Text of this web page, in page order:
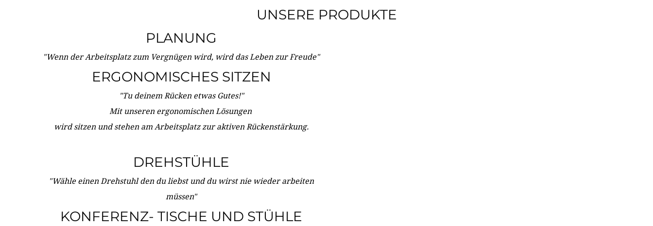
UNSERE PRODUKTE
PLANUNG
"Wenn der Arbeitsplatz zum Vergnügen wird, wird das Leben zur Freude"
ERGONOMISCHES SITZEN
"Tu deinem Rücken etwas Gutes!"
Mit unseren ergonomischen Lösungen
wird sitzen und stehen am Arbeitsplatz zur aktiven Rückenstärkung.
DREHSTÜHLE
"Wähle einen Drehstuhl den du liebst und du wirst nie wieder arbeiten
müssen"
KONFERENZ- TISCHE UND STÜHLE